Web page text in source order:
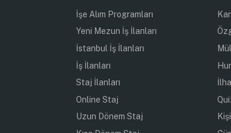
İşe Alım Programları
Yeni Mezun İş İlanları
İstanbul İş İlanları
İş İlanları
Staj İlanları
Online Staj
Uzun Dönem Staj